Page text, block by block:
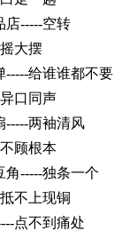
店-----空转
大摆
-----给谁谁都不要
口同声
-----两袖清风
顾根本
角-----独条一个
不上现铜
点不到痛处